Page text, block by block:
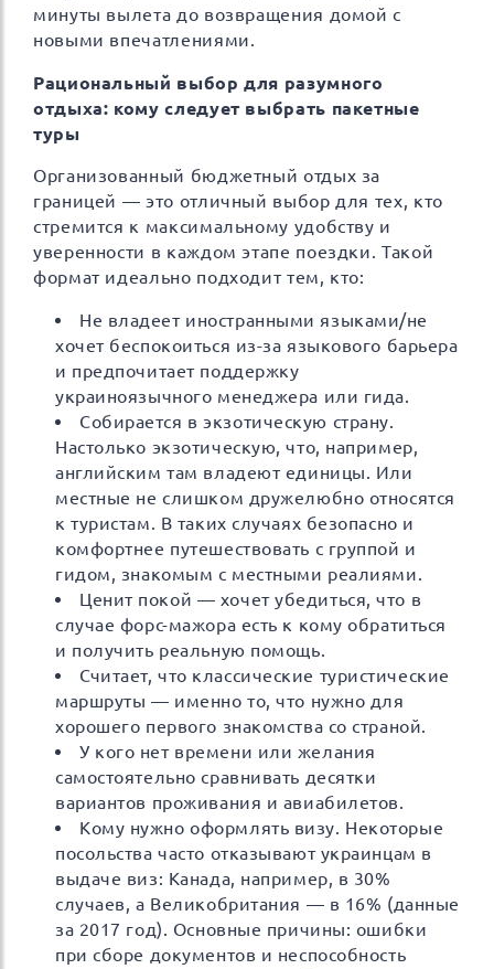
минуты вылета до возвращения домой с
новыми впечатлениями.
Рациональный выбор для разумного
отдыха: кому следует выбрать пакетные
туры
Организованный бюджетный отдых за
границей — это отличный выбор для тех, кто
стремится к максимальному удобству и
уверенности в каждом этапе поездки. Такой
формат идеально подходит тем, кто:
Не владеет иностранными языками/не
хочет беспокоиться из-за языкового барьера
и предпочитает поддержку
украиноязычного менеджера или гида.
Собирается в экзотическую страну.
Настолько экзотическую, что, например,
английским там владеют единицы. Или
местные не слишком дружелюбно относятся
к туристам. В таких случаях безопасно и
комфортнее путешествовать с группой и
гидом, знакомым с местными реалиями.
Ценит покой — хочет убедиться, что в
случае форс-мажора есть к кому обратиться
и получить реальную помощь.
Считает, что классические туристические
маршруты — именно то, что нужно для
хорошего первого знакомства со страной.
У кого нет времени или желания
самостоятельно сравнивать десятки
вариантов проживания и авиабилетов.
Кому нужно оформлять визу. Некоторые
посольства часто отказывают украинцам в
выдаче виз: Канада, например, в 30%
случаев, а Великобритания — в 16% (данные
за 2017 год). Основные причины: ошибки
при сборе документов и неспособность